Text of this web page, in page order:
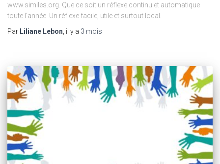
www.similes.org. Que ce soit un réflexe continu et automatique
toute l’année. Un réflexe facile, utile et surtout local.
Par Liliane Lebon , il y a 3 mois